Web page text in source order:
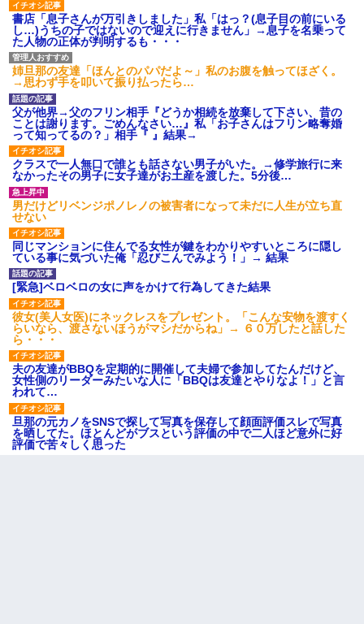
書店「息子さんが万引きしました」私「はっ？(息子目の前にいる
し…)うちの子ではないので迎えに行きません」→息子を名乗って
た人物の正体が判明するも・・・
姉旦那の友達「ほんとのパパだよ～」私のお腹を触ってほざく。
→思わず手を叩いて振り払ったら…
父が他界→父のフリン相手『どうか相続を放棄して下さい、昔の
ことは謝ります。ごめんなさい…』私「お子さんはフリン略奪婚
って知ってるの？」相手『 』結果→
クラスで一人無口で誰とも話さない男子がいた。→修学旅行に来
なかったその男子に女子達がお土産を渡した。5分後…
男だけどリベンジポノレノの被害者になって未だに人生が立ち直
せない
同じマンションに住んでる女性が鍵をわかりやすいところに隠し
ている事に気づいた俺「忍びこんでみよう！」→ 結果
[緊急]ベロベロの女に声をかけて行為してきた結果
彼女(美人女医)にネックレスをプレゼント。「こんな安物を渡すく
らいなら、渡さないほうがマシだからね」→ ６０万したと話した
ら・・・
夫の友達がBBQを定期的に開催して夫婦で参加してたんだけど、
女性側のリーダーみたいな人に「BBQは友達とやりなよ！」と言
われて…
旦那の元カノをSNSで探して写真を保存して顔面評価スレで写真
を晒してた。ほとんどがブスという評価の中で二人ほど意外に好
評価で苦々しく思った